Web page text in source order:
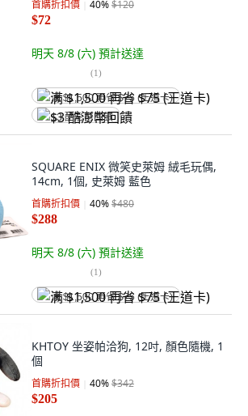
首購折扣價 40%$120
$72
明天 8/8 (六) 預計送達
(1)
满 $1,500 再省 $75 (王道卡)
$3 酷澎幣回饋
SQUARE ENIX 微笑史萊姆 絨毛玩偶,
14cm, 1個, 史萊姆 藍色
首購折扣價 40%$480
$288
明天 8/8 (六) 預計送達
(1)
满 $1,500 再省 $75 (王道卡)
KHTOY 坐姿帕洽狗, 12吋, 顏色隨機, 1
個
首購折扣價 40%$342
$205